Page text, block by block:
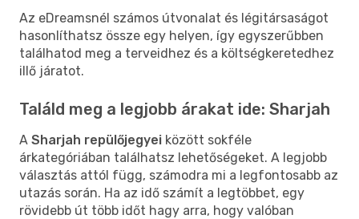
Az eDreamsnél számos útvonalat és légitársaságot
hasonlíthatsz össze egy helyen, így egyszerűbben
találhatod meg a terveidhez és a költségkeretedhez
illő járatot.
Találd meg a legjobb árakat ide: Sharjah
A Sharjah repülőjegyei között sokféle
árkategóriában találhatsz lehetőségeket. A legjobb
választás attól függ, számodra mi a legfontosabb az
utazás során. Ha az idő számít a legtöbbet, egy
rövidebb út több időt hagy arra, hogy valóban